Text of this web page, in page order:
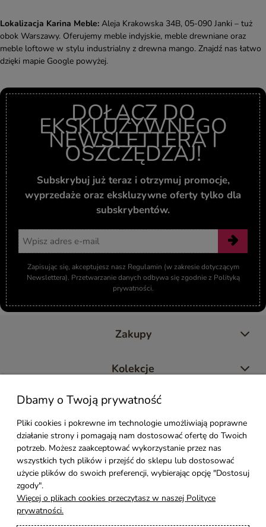
Lokalizacja Karina Meble: Aleja Krakowska 34B, 05-090 Janki – tuż
obok Warszawy. Oferujemy meble indyjskie, meble drewniane oraz
meble loftowe w stylu industrialny z drewna mango. Znajdź nas łatwo
dzięki mapie Google powyżej.
DOŁĄCZ DO
EKSKLUZYWNEGO
NEWSLETTERA I
OSZCZĘDZAJ!
Subskrybuj już teraz i otrzymuj promocje,
wyprzedaże oraz ekskluzywne oferty tylko dla
subskrybentów.
Zapisując się, akceptujesz nasz Regulamin (w zakresie dotyczącym
Newslettera). Przetwarzanie danych odbywa się zgodnie z Polityką
prywatności.
Zakupy
Kolekcje
Moje konto
Pomoc
Styl Mebli
Rodzaje drewna
Dbamy o Twoją prywatność
Pliki cookies i pokrewne im technologie umożliwiają poprawne
działanie strony i pomagają nam dostosować ofertę do Twoich
potrzeb. Możesz zaakceptować wykorzystanie przez nas
wszystkich tych plików i przejść do sklepu lub dostosować
użycie plików do swoich preferencji, wybierając opcję "Dostosuj
zgody".
Więcej o plikach cookies przeczytasz w naszej Polityce
prywatności.